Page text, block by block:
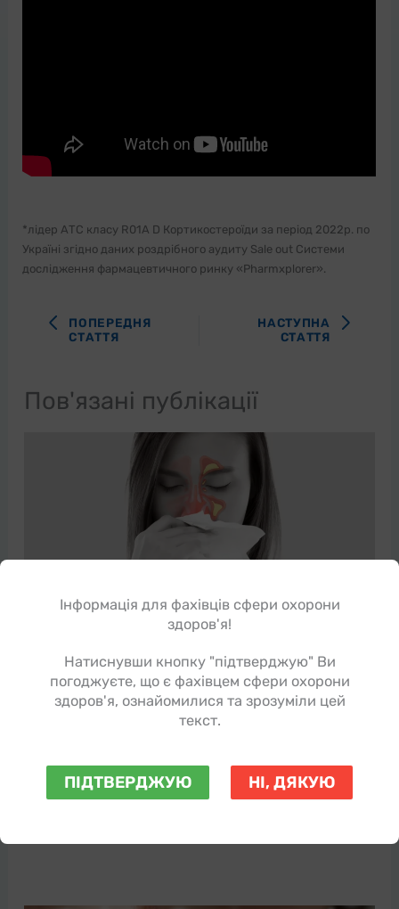
*лідер АТС класу R01A D Кортикостероїди за період 2022р. по
Україні згідно даних роздрібного аудиту Sale out Системи
дослідження фармацевтичного ринку «Pharmxplorer».
ПОПЕРЕДНЯ
СТАТТЯ
НАСТУПНА
СТАТТЯ
Пов'язані публікації
Бактеріальні лізати при алергічних
захворюваннях: доцільність ...
Наукові статті
невпинне зростання поширеності різноманітних
алергічних захворювань (АЗ) – атопічного
Інформація для фахівців сфери охорони
здоров'я!
Натиснувши кнопку "підтверджую" Ви
погоджуєте, що є фахівцем сфери охорони
здоров'я, ознайомилися та зрозуміли цей
текст.
ПІДТВЕРДЖУЮ НІ, ДЯКУЮ